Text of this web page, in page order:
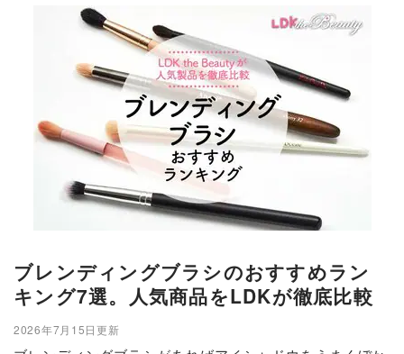
ブレンディングブラシのおすすめラン
キング7選。人気商品をLDKが徹底比較
2026年7月15日更新